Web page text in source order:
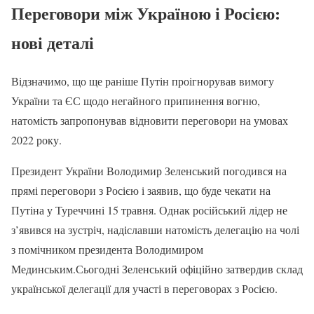
Переговори між Україною і Росією:
нові деталі
Відзначимо, що ще раніше Путін проігнорував вимогу
України та ЄС щодо негайного припинення вогню,
натомість запропонував відновити переговори на умовах
2022 року.
Президент України Володимир Зеленський погодився на
прямі переговори з Росією і заявив, що буде чекати на
Путіна у Туреччині 15 травня. Однак російський лідер не
з’явився на зустріч, надіславши натомість делегацію на чолі
з помічником президента Володимиром
Мединським.Сьогодні Зеленський офіційно затвердив склад
української делегації для участі в переговорах з Росією.